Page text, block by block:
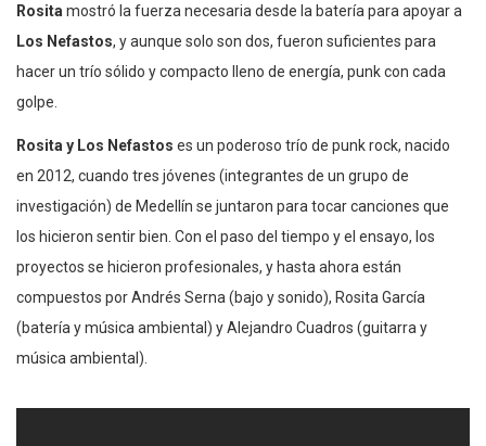
Rosita mostró la fuerza necesaria desde la batería para apoyar a
Los Nefastos, y aunque solo son dos, fueron suficientes para
hacer un trío sólido y compacto lleno de energía, punk con cada
golpe.
Rosita y Los Nefastos es un poderoso trío de punk rock, nacido
en 2012, cuando tres jóvenes (integrantes de un grupo de
investigación) de Medellín se juntaron para tocar canciones que
los hicieron sentir bien. Con el paso del tiempo y el ensayo, los
proyectos se hicieron profesionales, y hasta ahora están
compuestos por Andrés Serna (bajo y sonido), Rosita García
(batería y música ambiental) y Alejandro Cuadros (guitarra y
música ambiental).